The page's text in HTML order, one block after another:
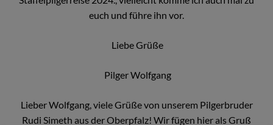
euch und führe ihn vor.
Liebe Grüße
Pilger Wolfgang
Lieber Wolfgang, viele Grüße von unserem Pilgerbruder
Rudi Simeth aus der Oberpfalz! Wir fügen hier als Gruß